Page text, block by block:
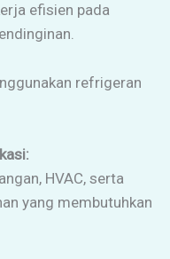
efisien pada
refrigeran
HVAC, serta
yang membutuhkan